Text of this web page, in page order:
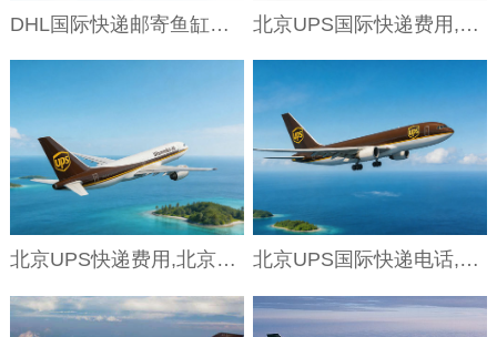
DHL国际快递邮寄鱼缸的包装要求有哪些？北京DHL国际快递上门取件电话 北京UPS国际快递费用,北京UPS国际快递的运费可以到付吗？
北京UPS快递费用,北京UPS国际快递的附加费是如何计算的？ 北京UPS国际快递电话,北京UPS国际快递邮寄无人机的具体流程是怎样的？